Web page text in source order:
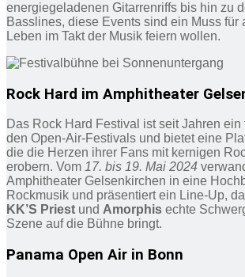
energiegeladenen Gitarrenriffs bis hin zu
Basslines, diese Events sind ein Muss für
Leben im Takt der Musik feiern wollen.
Rock Hard im Amphitheater
Das Rock Hard Festival ist seit Jahren ein
den Open-Air-Festivals und bietet eine
die die Herzen ihrer Fans mit kernigen
erobern. Vom 17. bis 19. Mai 2024
Amphitheater Gelsenkirchen in eine
Rockmusik und präsentiert ein Line-Up,
KK’S Priest und Amorphis echte
Szene auf die Bühne bringt.
Panama Open Air in Bonn